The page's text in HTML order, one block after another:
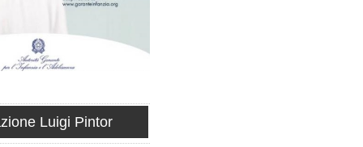
Luigi Pintor